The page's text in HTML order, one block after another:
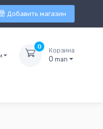
Добавить магазин
0
Корзина
0 man